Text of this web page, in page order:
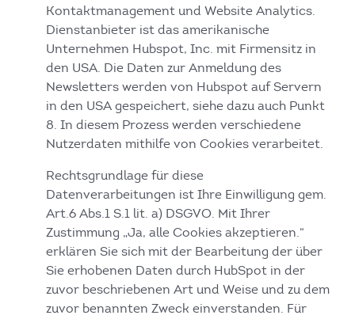
Kontaktmanagement und Website Analytics.
Dienstanbieter ist das amerikanische
Unternehmen Hubspot, Inc. mit Firmensitz in
den USA. Die Daten zur Anmeldung des
Newsletters werden von Hubspot auf Servern
in den USA gespeichert, siehe dazu auch Punkt
8. In diesem Prozess werden verschiedene
Nutzerdaten mithilfe von Cookies verarbeitet.
Rechtsgrundlage für diese
Datenverarbeitungen ist Ihre Einwilligung gem.
Art.6 Abs.1 S.1 lit. a) DSGVO. Mit Ihrer
Zustimmung „Ja, alle Cookies akzeptieren.“
erklären Sie sich mit der Bearbeitung der über
Sie erhobenen Daten durch HubSpot in der
zuvor beschriebenen Art und Weise und zu dem
zuvor benannten Zweck einverstanden. Für